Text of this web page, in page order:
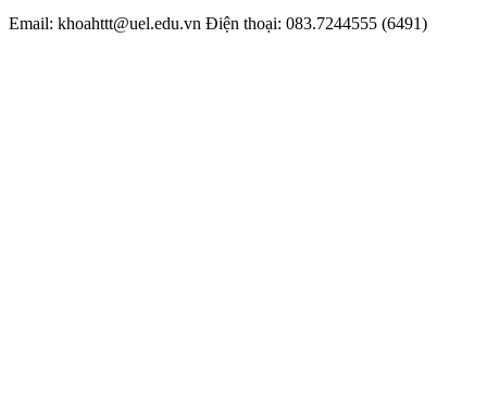
Email: khoahttt@uel.edu.vn Điện thoại: 083.7244555 (6491)